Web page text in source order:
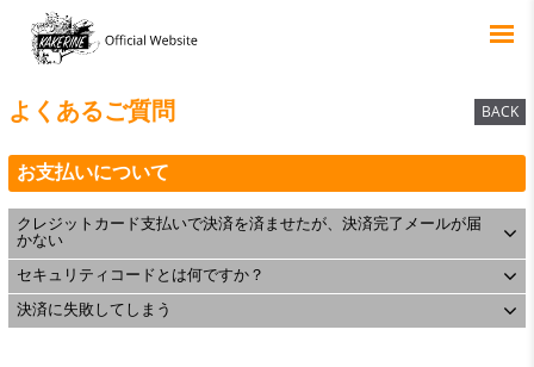
よくあるご質問 BACK
お支払いについて
クレジットカード支払いで決済を済ませたが、決済完了メールが届
かない
セキュリティコードとは何ですか？
決済に失敗してしまう